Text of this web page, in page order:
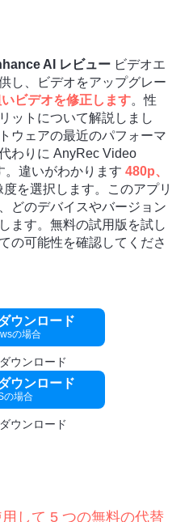
AI レビュー ビデオエ
し、ビデオをアップグレー
ビデオを修正します。性
ットについて解説しまし
ウェアの最近のパフォーマ
わりに AnyRec Video
。違いがわかります 480p、
度を選択します。このアプリ
どのデバイスやバージョン
ます。無料の試用版を試し
の可能性を確認してくださ
ウンロード
の場合
ウンロード
ウンロード
の場合
ウンロード
して 5 つの無料の代替